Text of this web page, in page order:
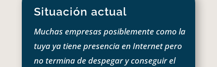
Situación actual
Muchas empresas posiblemente como la
tuya ya tiene presencia en Internet pero
no termina de despegar y conseguir el